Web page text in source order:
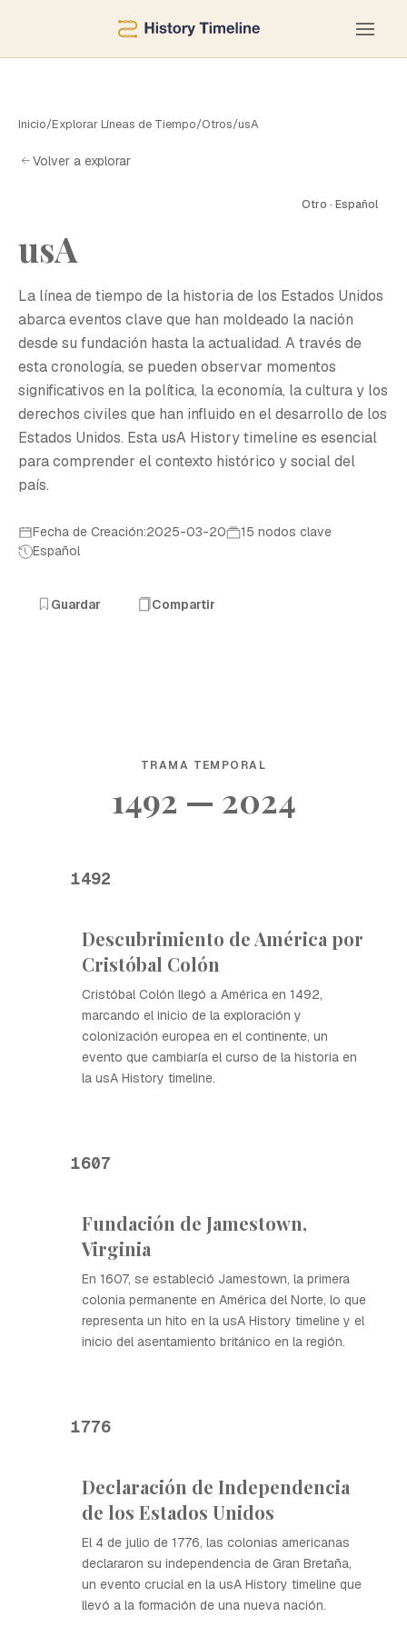
Inicio/Explorar Líneas de Tiempo/Otros/usA
Volver a explorar
Otro · Español
usA
La línea de tiempo de la historia de los Estados Unidos
abarca eventos clave que han moldeado la nación
desde su fundación hasta la actualidad. A través de
esta cronología, se pueden observar momentos
significativos en la política, la economía, la cultura y los
derechos civiles que han influido en el desarrollo de los
Estados Unidos. Esta usA History timeline es esencial
para comprender el contexto histórico y social del
país.
Fecha de Creación:2025-03-20
15 nodos clave
Español
Guardar Compartir
TRAMA TEMPORAL
1492 — 2024
1492
Descubrimiento de América por
Cristóbal Colón
Cristóbal Colón llegó a América en 1492,
marcando el inicio de la exploración y
colonización europea en el continente, un
evento que cambiaría el curso de la historia en
la usA History timeline.
1607
Fundación de Jamestown,
Virginia
En 1607, se estableció Jamestown, la primera
colonia permanente en América del Norte, lo que
representa un hito en la usA History timeline y el
inicio del asentamiento británico en la región.
1776
Declaración de Independencia
de los Estados Unidos
El 4 de julio de 1776, las colonias americanas
declararon su independencia de Gran Bretaña,
un evento crucial en la usA History timeline que
llevó a la formación de una nueva nación.